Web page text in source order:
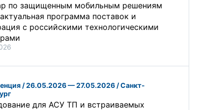
по защищенным мобильным решениям
программа поставок и
с российскими технологическими
/ 26.05.2026 — 27.05.2026 / Санкт-
для АСУ ТП и встраиваемых